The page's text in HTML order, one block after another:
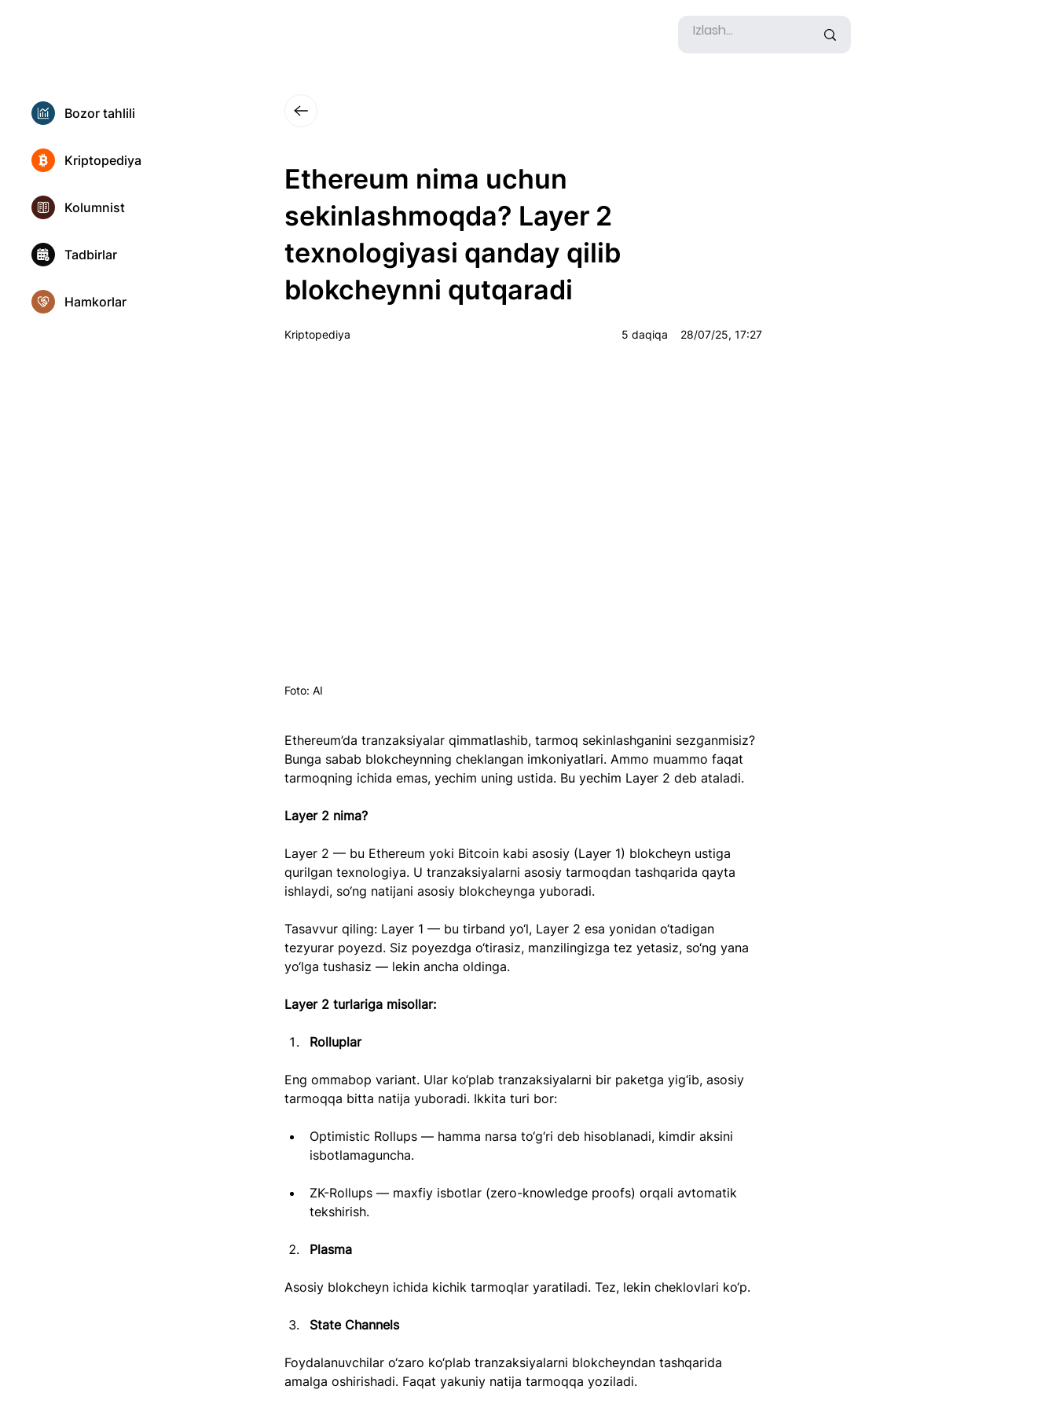
Ethereum nima uchun
sekinlashmoqda? Layer 2
texnologiyasi qanday qilib
blokcheynni qutqaradi
Kriptopediya 5 daqiqa 28/07/25, 17:27
Foto: AI
Ethereum’da tranzaksiyalar qimmatlashib, tarmoq sekinlashganini sezganmisiz?
Bunga sabab blokcheynning cheklangan imkoniyatlari. Ammo muammo faqat
tarmoqning ichida emas, yechim uning ustida. Bu yechim Layer 2 deb ataladi.
Layer 2 nima?
Layer 2 — bu Ethereum yoki Bitcoin kabi asosiy (Layer 1) blokcheyn ustiga
qurilgan texnologiya. U tranzaksiyalarni asosiy tarmoqdan tashqarida qayta
ishlaydi, so‘ng natijani asosiy blokcheynga yuboradi.
Tasavvur qiling: Layer 1 — bu tirband yo‘l, Layer 2 esa yonidan o‘tadigan
tezyurar poyezd. Siz poyezdga o‘tirasiz, manzilingizga tez yetasiz, so‘ng yana
yo‘lga tushasiz — lekin ancha oldinga.
Layer 2 turlariga misollar:
Rolluplar
Eng ommabop variant. Ular ko‘plab tranzaksiyalarni bir paketga yig‘ib, asosiy
tarmoqqa bitta natija yuboradi. Ikkita turi bor:
Optimistic Rollups — hamma narsa to‘g‘ri deb hisoblanadi, kimdir aksini
isbotlamaguncha.
ZK-Rollups — maxfiy isbotlar (zero-knowledge proofs) orqali avtomatik
tekshirish.
Plasma
Asosiy blokcheyn ichida kichik tarmoqlar yaratiladi. Tez, lekin cheklovlari ko‘p.
State Channels
Foydalanuvchilar o‘zaro ko‘plab tranzaksiyalarni blokcheyndan tashqarida
amalga oshirishadi. Faqat yakuniy natija tarmoqqa yoziladi.
Kriptopediya
Hamkorlar
Kolumnist
Tadbirlar
Bozor tahlili